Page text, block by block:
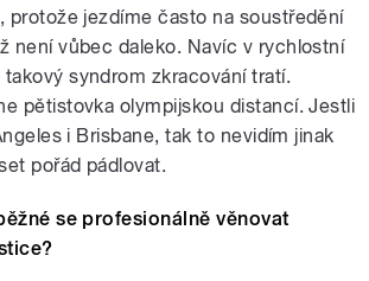
protože jezdíme často na soustředění
není vůbec daleko. Navíc v rychlostní
syndrom zkracování tratí.
pětistovka olympijskou distancí. Jestli
i Brisbane, tak to nevidím jinak
pořád pádlovat.
se profesionálně věnovat